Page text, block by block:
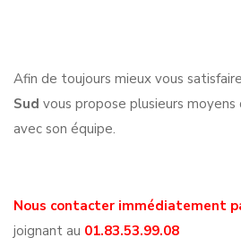
Afin de toujours mieux vous
Sud vous propose plusieurs
avec son équipe.
Nous contacter immédiatement
joignant au 01.83.53.99.08